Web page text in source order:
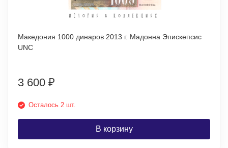
Македония 1000 динаров 2013 г. Мадонна Эпискепсис
UNC
3 600 ₽
Осталось 2 шт.
В корзину